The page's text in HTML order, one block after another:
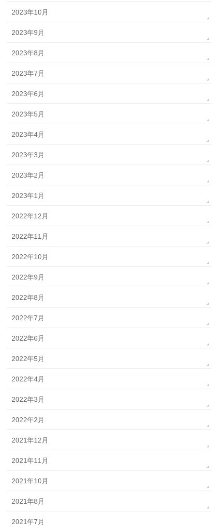
2023年10月
2023年9月
2023年8月
2023年7月
2023年6月
2023年5月
2023年4月
2023年3月
2023年2月
2023年1月
2022年12月
2022年11月
2022年10月
2022年9月
2022年8月
2022年7月
2022年6月
2022年5月
2022年4月
2022年3月
2022年2月
2021年12月
2021年11月
2021年10月
2021年8月
2021年7月